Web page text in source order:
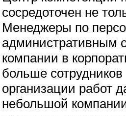
сосредоточен не
Менеджеры по
административным
компании в
больше
организации работ
небольшой